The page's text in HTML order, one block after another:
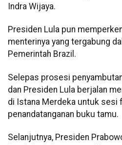
Indra Wijaya.
Presiden Lula pun
menterinya yang tergabung
Pemerintah Brazil.
Selepas prosesi
dan Presiden Lula berjalan
di Istana Merdeka untuk sesi
penandatanganan buku tamu.
Selanjutnya, Presiden